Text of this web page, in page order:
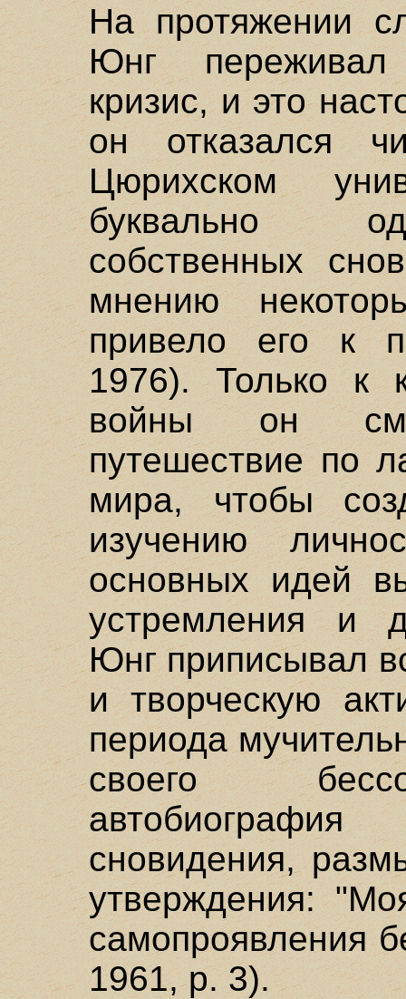
На протяжении
Юнг
кризис, и это
он отказался
Цюрихском
буквально
собственных
мнению
привело его к
1976). Только к
войны он
путешествие по
мира, чтобы
изучению
основных идей
устремления и
Юнг приписывал
и творческую
периода
своего
сновидения,
утверждения:
самопроявления
1961, р. 3).